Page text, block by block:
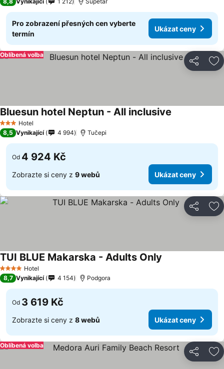
Pro zobrazení přesných cen vyberte
termín
Ukázat ceny
Sdílet
Oblíbená volba
3 Počet hvězdiček
Hotel
Bluesun hotel Neptun - All inclusive
8,5 Vynikající 4 994 Tučepi
Od 4 924 Kč
Zobrazte si ceny z 9 webů Ukázat ceny
Sdílet
4 Počet hvězdiček
Hotel
TUI BLUE Makarska - Adults Only
8,7 Vynikající 4 154 Podgora
Od 3 619 Kč
Zobrazte si ceny z 8 webů Ukázat ceny
Sdílet
Oblíbená volba